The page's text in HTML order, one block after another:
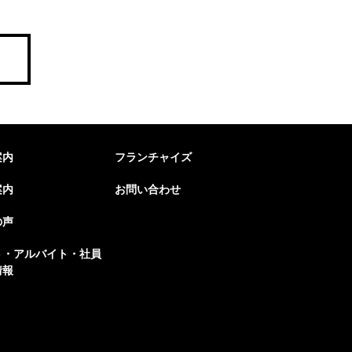
内
内
声
アルバイト・社員
フランチャイズ
お問い合わせ